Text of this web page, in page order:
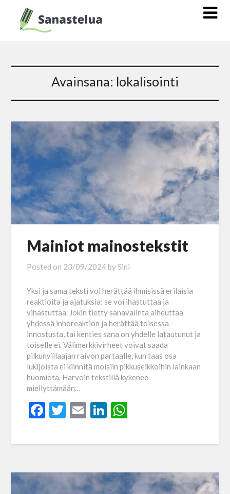
Avainsana: lokalisointi
Mainiot mainostekstit
Posted on 23/09/2024 bySini
Yksi ja sama teksti voi herättää ihmisissä erilaisia
reaktioita ja ajatuksia: se voi ihastuttaa ja
vihastuttaa. Jokin tietty sanavalinta aiheuttaa
yhdessä inhoreaktion ja herättää toisessa
innostusta, tai kenties sana on yhdelle latautunut ja
toiselle ei. Välimerkkivirheet voivat saada
pilkunviilaajan raivon partaalle, kun taas osa
lukijoista ei kiinnitä moisiin pikkuseikkoihin lainkaan
huomiota. Harvoin tekstillä kykenee
miellyttämään…
Facebook
Twitter
EmailLinkedIn